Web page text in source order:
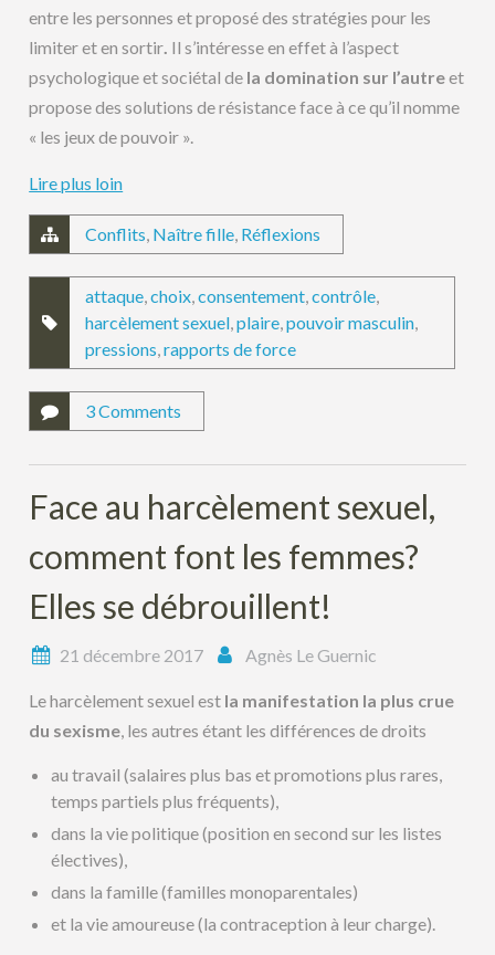
entre les personnes et proposé des stratégies pour les
limiter et en sortir. Il s’intéresse en effet à l’aspect
psychologique et sociétal de la domination sur l’autreet
propose des solutions de résistance face à ce qu’il nomme
« les jeux de pouvoir ».
Lire plus loin
Conflits, Naître fille, Réflexions
attaque,choix,consentement,contrôle,
harcèlement sexuel,plaire,pouvoir masculin,
pressions,rapports de force
3 Comments
Face au harcèlement sexuel,
comment font les femmes?
Elles se débrouillent!
21 décembre 2017 Agnès Le Guernic
Le harcèlement sexuel est la manifestation la plus crue
du sexisme, les autres étant les différences de droits
au travail (salaires plus bas et promotions plus rares,
temps partiels plus fréquents),
dans la vie politique (position en second sur les listes
électives),
dans la famille (familles monoparentales)
et la vie amoureuse (la contraception à leur charge).